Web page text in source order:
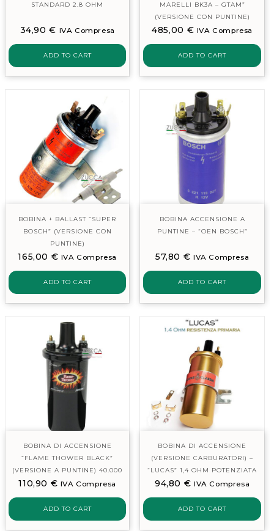
STANDARD 2.8 OHM
34,90€ IVA Compresa
ADD TO CART
MARELLI BK3A – GTAM”
(VERSIONE CON PUNTINE)
485,00 € IVA Compresa
ADD TO CART
BOBINA + BALLAST “SUPER
BOSCH” (VERSIONE CON
PUNTINE)
165,00 € IVA Compresa
ADD TO CART
BOBINA ACCENSIONE A
PUNTINE – “OEN BOSCH”
57,80 € IVA Compresa
ADD TO CART
BOBINA DI ACCENSIONE
“FLAME THOWER BLACK”
(VERSIONE A PUNTINE) 40.000
VOLT – 3,0 Ω
110,90 € IVA Compresa
ADD TO CART
BOBINA DI ACCENSIONE
(VERSIONE CARBURATORI) –
“LUCAS” 1,4 OHM POTENZIATA
94,80 € IVA Compresa
ADD TO CART